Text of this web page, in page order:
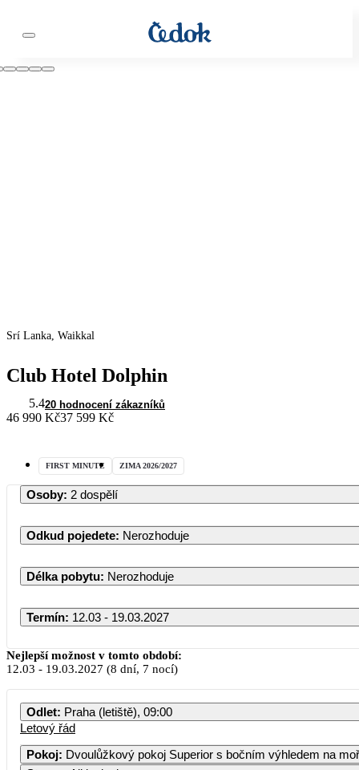
Srí Lanka, Waikkal
Club Hotel Dolphin
5.420 hodnocení zákazníků
46 990 Kč37 599 Kč
FIRST MINUTE ZIMA 2026/2027
Osoby: 2 dospělí
Odkud pojedete: Nerozhoduje
Délka pobytu: Nerozhoduje
Termín: 12.03 - 19.03.2027
PO
Nejlepší možnost v tomto období:
12.03 - 19.03.2027 (8 dní, 7 nocí)
Odlet: Praha (letiště), 09:00
Letový řád
Pokoj: Dvoulůžkový pokoj Superior s bočním výhledem na